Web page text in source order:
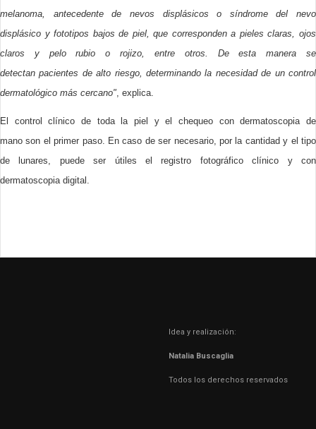
melanoma, antecedente de nevos displásicos o síndrome del nevo
displásico y fototipos bajos de piel, que corresponden a pieles claras, ojos
claros y pelo rubio o rojizo, entre otros. De esta manera se
detectan pacientes de alto riesgo, determinando la necesidad de un control
dermatológico más cercano", explica.
El control clínico de toda la piel y el chequeo con dermatoscopia de
mano son el primer paso. En caso de ser necesario, por la cantidad y el tipo
de lunares, puede ser útiles el registro fotográfico clínico y con
dermatoscopia digital.
Idea y realización:
Natalia Buscaglia
Todos los derechos reservados